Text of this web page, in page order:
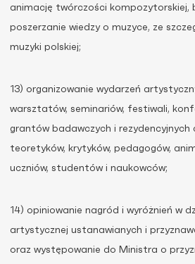
animację twórczości kompozytorskiej,
poszerzanie wiedzy o muzyce, ze
muzyki polskiej;
13) organizowanie wydarzeń
warsztatów, seminariów, festiwali,
grantów badawczych i rezydencyjnych
teoretyków, krytyków, pedagogów,
uczniów, studentów i naukowców;
14) opiniowanie nagród i wyróżnień w
artystycznej ustanawianych i
oraz występowanie do Ministra o